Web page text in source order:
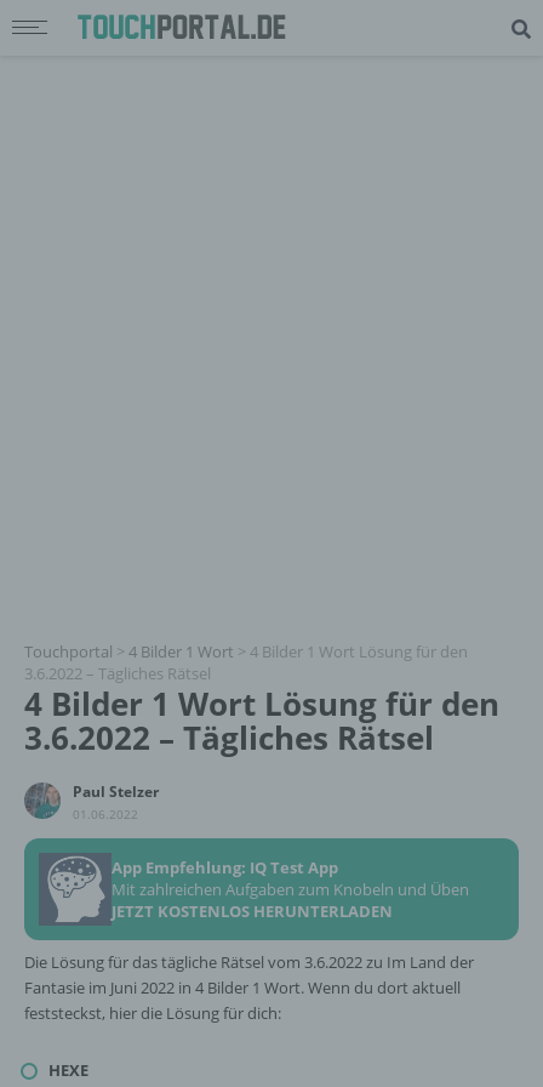
Touchportal > 4 Bilder 1 Wort > 4 Bilder 1 Wort Lösung für den
3.6.2022 – Tägliches Rätsel
4 Bilder 1 Wort Lösung für den
3.6.2022 – Tägliches Rätsel
Paul Stelzer
01.06.2022
App Empfehlung: IQ Test App
Mit zahlreichen Aufgaben zum Knobeln und Üben
JETZT KOSTENLOS HERUNTERLADEN
Die Lösung für das tägliche Rätsel vom 3.6.2022 zu Im Land der
Fantasie im Juni 2022 in 4 Bilder 1 Wort. Wenn du dort aktuell
feststeckst, hier die Lösung für dich:
HEXE